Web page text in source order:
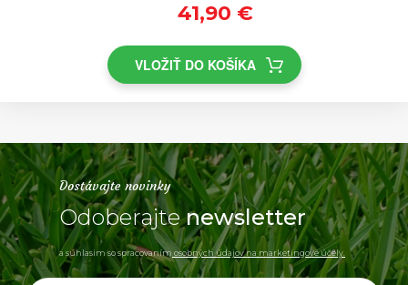
41,90 €
VLOŽIŤ DO KOŠÍKA
Dostávajte novinky
Odoberajtenewsletter
a súhlasim so spracovaním osobných údajov na marketingové účely.